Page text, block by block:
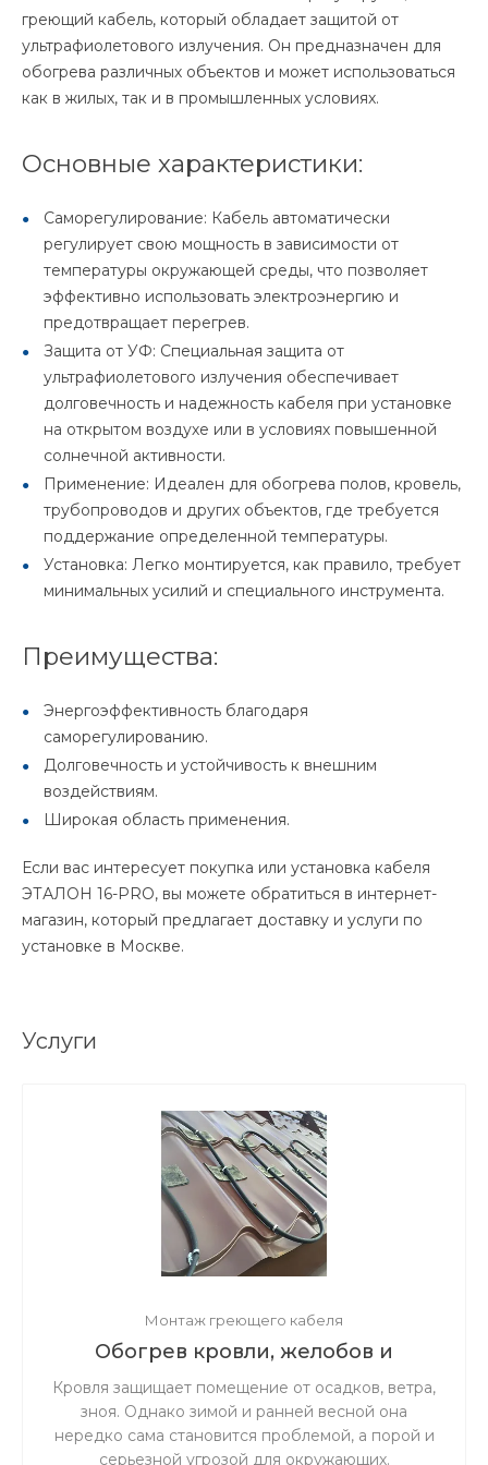
греющий кабель, который обладает защитой от
ультрафиолетового излучения. Он предназначен для
обогрева различных объектов и может использоваться
как в жилых, так и в промышленных условиях.
Основные характеристики:
Саморегулирование: Кабель автоматически
регулирует свою мощность в зависимости от
температуры окружающей среды, что позволяет
эффективно использовать электроэнергию и
предотвращает перегрев.
Защита от УФ: Специальная защита от
ультрафиолетового излучения обеспечивает
долговечность и надежность кабеля при установке
на открытом воздухе или в условиях повышенной
солнечной активности.
Применение: Идеален для обогрева полов, кровель,
трубопроводов и других объектов, где требуется
поддержание определенной температуры.
Установка: Легко монтируется, как правило, требует
минимальных усилий и специального инструмента.
Преимущества:
Энергоэффективность благодаря
саморегулированию.
Долговечность и устойчивость к внешним
воздействиям.
Широкая область применения.
Если вас интересует покупка или установка кабеля
ЭТАЛОН 16-PRO, вы можете обратиться в интернет-
магазин, который предлагает доставку и услуги по
установке в Москве.
Услуги
Монтаж греющего кабеля
Обогрев кровли, желобов и
водостоков
Кровля защищает помещение от осадков, ветра,
зноя. Однако зимой и ранней весной она
нередко сама становится проблемой, а порой и
серьезной угрозой для окружающих.